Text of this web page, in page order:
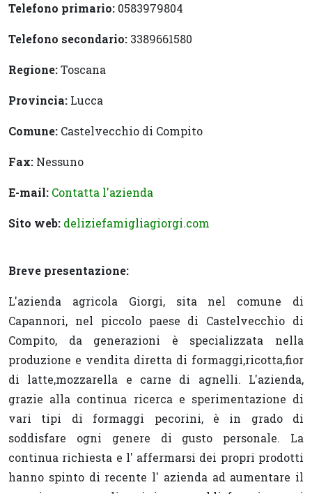
Telefono primario: 0583979804
Telefono secondario: 3389661580
Regione:Toscana
Provincia: Lucca
Comune: Castelvecchio di Compito
Fax: Nessuno
E-mail: Contatta l'azienda
Sito web: deliziefamigliagiorgi.com
Breve presentazione:
L'azienda agricola Giorgi, sita nel comune di
Capannori, nel piccolo paese di Castelvecchio di
Compito, da generazioni è specializzata nella
produzione e vendita diretta di formaggi,ricotta,fior
di latte,mozzarella e carne di agnelli. L'azienda,
grazie alla continua ricerca e sperimentazione di
vari tipi di formaggi pecorini, è in grado di
soddisfare ogni genere di gusto personale. La
continua richiesta e l' affermarsi dei propri prodotti
hanno spinto di recente l' azienda ad aumentare il